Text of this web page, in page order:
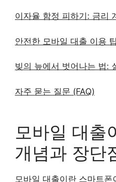
이자율 함정 피하기: 금리
안전한 모바일 대출 이용 팁
빚의 늪에서 벗어나는 법:
자주 묻는 질문 (FAQ)
모바일 대출
개념과 장단
모바일 대출이란 스마트폰